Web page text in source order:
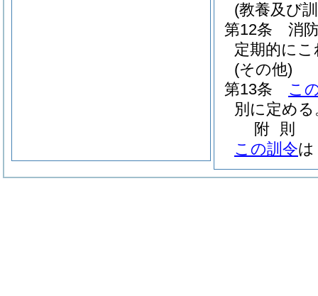
(教養及び
第12条
消
定期的に
(その他)
第13条
こ
別に定める
附 則
この訓令は